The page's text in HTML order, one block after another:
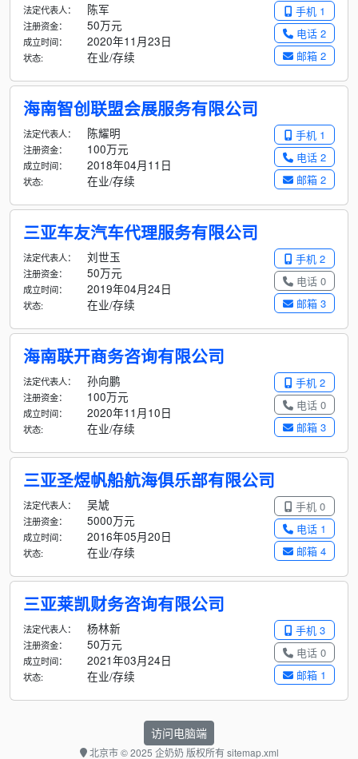
手机 1
电话 2
邮箱 2
法定代表人： 陈军
注册资金： 50万元
成立时间： 2020年11月23日
状态: 在业/存续
海南智创联盟会展服务有限公司
手机 1
电话 2
邮箱 2
法定代表人： 陈耀明
注册资金： 100万元
成立时间： 2018年04月11日
状态: 在业/存续
三亚车友汽车代理服务有限公司
手机 2
电话 0
邮箱 3
法定代表人： 刘世玉
注册资金： 50万元
成立时间： 2019年04月24日
状态: 在业/存续
海南联开商务咨询有限公司
手机 2
电话 0
邮箱 3
法定代表人： 孙向鹏
注册资金： 100万元
成立时间： 2020年11月10日
状态: 在业/存续
三亚圣煜帆船航海俱乐部有限公司
手机 0
电话 1
邮箱 4
法定代表人： 吴虓
注册资金： 5000万元
成立时间： 2016年05月20日
状态: 在业/存续
三亚莱凯财务咨询有限公司
手机 3
电话 0
邮箱 1
法定代表人： 杨林新
注册资金： 50万元
成立时间： 2021年03月24日
状态: 在业/存续
访问电脑端
北京市© 2025 企奶奶 版权所有sitemap.xml